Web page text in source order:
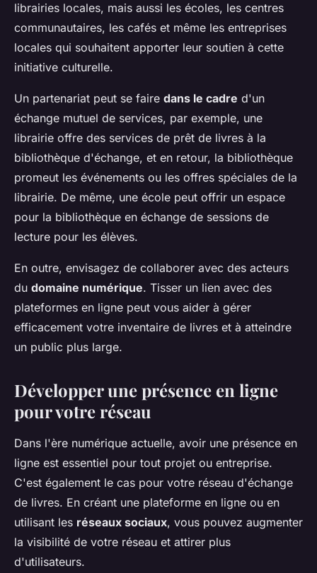
librairies locales, mais aussi les écoles, les centres
communautaires, les cafés et même les entreprises
locales qui souhaitent apporter leur soutien à cette
initiative culturelle.
Un partenariat peut se faire dans le cadre d'un
échange mutuel de services, par exemple, une
librairie offre des services de prêt de livres à la
bibliothèque d'échange, et en retour, la bibliothèque
promeut les événements ou les offres spéciales de la
librairie. De même, une école peut offrir un espace
pour la bibliothèque en échange de sessions de
lecture pour les élèves.
En outre, envisagez de collaborer avec des acteurs
du domaine numérique. Tisser un lien avec des
plateformes en ligne peut vous aider à gérer
efficacement votre inventaire de livres et à atteindre
un public plus large.
Développer une présence en ligne
pour votre réseau
Dans l'ère numérique actuelle, avoir une présence en
ligne est essentiel pour tout projet ou entreprise.
C'est également le cas pour votre réseau d'échange
de livres. En créant une plateforme en ligne ou en
utilisant les réseaux sociaux, vous pouvez augmenter
la visibilité de votre réseau et attirer plus
d'utilisateurs.